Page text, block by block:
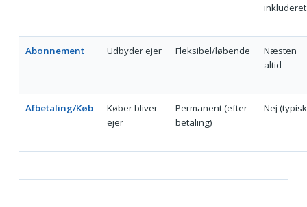
inkluderet
Abonnement Udbyder ejer Fleksibel/løbende
Næsten
altid
Afbetaling/Køb
Køber bliver
ejer
Permanent (efter
betaling)
Nej